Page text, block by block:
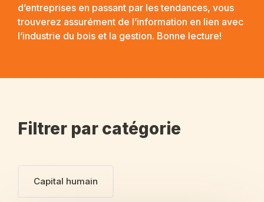
d’entreprises en passant par les tendances, vous
trouverez assurément de l’information en lien avec
l’industrie du bois et la gestion. Bonne lecture!
Filtrer par catégorie
Capital humain